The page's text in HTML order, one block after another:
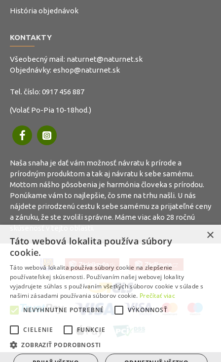
História objednávok
KONTAKTY
Všeobecný mail: naturnet@naturnet.sk
Objednávky: eshop@naturnet.sk
Tel. číslo: 0917 456 887
(Volať Po-Pia 10-18hod.)
Naša snaha je dať vám možnosť návratu k prírode a
prírodným produktom a tak aj návratu k sebe samému.
Mottom nášho pôsobenia je harmónia človeka s prírodou.
Ponúkame vám to najlepšie, čo sme na trhu našli. U nás
nájdete prirodzenú cestu k sebe samému za prijateľné ceny
a záruku, že ste zvolili správne. Máme viac ako 28 ročnú
×
Táto webová lokalita používa súbory
cookie.
Táto webová lokalita používa súbory cookie na zlepšenie
používateľskej skúsenosti. Používaním našej webovej lokality
vyjadrujete súhlas s používaním všetkých súborov cookie v súlade s
našimi zásadami používania súborov cookie. Prečítať viac
NEVYHNUTNE POTREBNÉ
VÝKONNOSŤ
CIELENIE
FUNKCIE
ZOBRAZIŤ PODROBNOSTI